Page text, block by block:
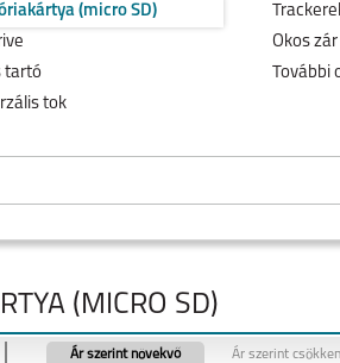
(micro SD)
tartó
tok
Okos
További
(MICRO SD)
Ár szerint növekvő Ár szerint